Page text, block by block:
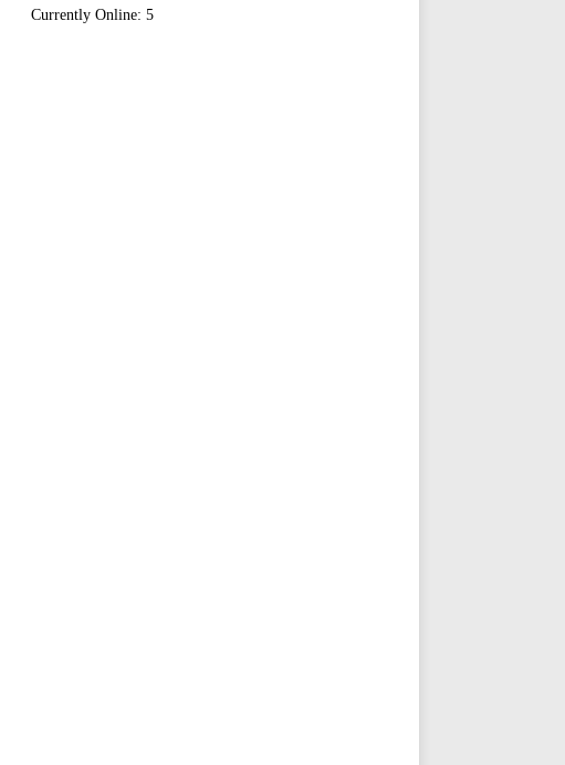
Currently Online: 5